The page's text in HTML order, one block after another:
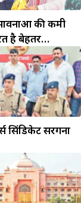
की कमी
है बेहतर
की
सिंडिकेट सरगना